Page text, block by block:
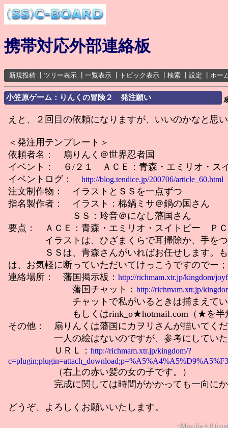
携帯対応外部連絡板
新規投稿 ツリー表示 一覧表示 トピック表示 検索 設定 ホー
小笠原ゲーム：りんくの冒険２ 発注願い
えと、２回目の依頼になりますが、いいのかなと思
＜発注用テンプレート＞
依頼者名： 扇りんく＠世界忍者国
イベント： ６/２１ ＡＣＥ：青森・エミリオ・ス
イベントログ： http://blog.tendice.jp/200706/article_60.html
注文制作物： イラストとＳＳを一点ずつ
指名製作者： イラスト：棉鍋ミサ＠鍋の国さん
ＳＳ：玲音＠になし藩国さん
要点： ＡＣＥ：青森・エミリオ・スイトピー ＰＣ
イラストは、ひざまくらで耳掃除か、手をつ
ＳＳは、青森さんがいればお任せします。も
は、お気軽に断っていただいてけっこうですので
連絡場所： 藩国掲示板： http://richmam.xtr.jp/kingdom/
藩国チャット： http://richmam.xtr.jp/
チャットで私がいるときは捕まえていた
もしくはrink_o★hotmail.com（★を半角＠
その他： 扇りんくは藩国にカヲリさんが描いてく
一人の絵はないのですが、参考にしていた
ＵＲＬ： http://richmam.xtr.jp/kingdom/?
（右上の赤い髪の女の子です。）
完成に関しては時間がかかっても一向にか
どうぞ、よろしくお願いいたします。
<Mozilla/4.0